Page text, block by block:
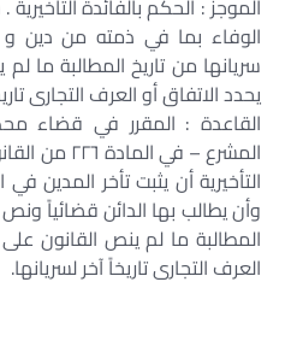
الموجز : الحكم بالفائدة
الوفاء بما في ذمته من دين و
سريانها من تاريخ المطالبة ما
يحدد الاتفاق أو العرف التجارى تاريخاً آخر .
القاعدة : المقرر في قضاء
المشرع – في
التأخيرية أن يثبت تأخر المدين
وأن يطالب بها الدائن قضائياً
المطالبة ما لم ينص القانون
العرف التجارى تاريخاً آخر لسريانها.